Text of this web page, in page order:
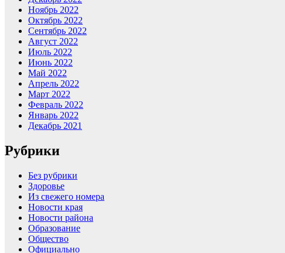
Ноябрь 2022
Октябрь 2022
Сентябрь 2022
Август 2022
Июль 2022
Июнь 2022
Май 2022
Апрель 2022
Март 2022
Февраль 2022
Январь 2022
Декабрь 2021
Рубрики
Без рубрики
Здоровье
Из свежего номера
Новости края
Новости района
Образование
Общество
Официально